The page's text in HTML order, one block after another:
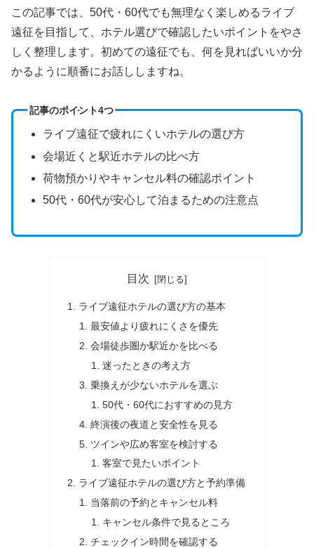
この記事では、50代・60代でも無理なく楽しめるライブ
遠征を目指して、ホテル選びで確認したいポイントをやさ
しく整理します。初めての遠征でも、何を見ればいいか分
かるように順番にお話ししますね。
記事のポイント4つ
ライブ遠征で疲れにくいホテルの選び方
会場近くと駅近ホテルの比べ方
荷物預かりやキャンセル料の確認ポイント
50代・60代が安心して泊まるための注意点
目次
ライブ遠征ホテルの選び方の基本
最安値より疲れにくさを優先
会場徒歩圏か駅近かを比べる
迷ったときの考え方
乗換えが少ないホテルを選ぶ
50代・60代におすすめの見方
終演後の夜道と安全性を見る
ツインや広め客室を検討する
客室で見たいポイント
ライブ遠征ホテルの選び方と予約準備
当落前の予約とキャンセル料
キャンセル条件で見るところ
チェックイン時間を確認する